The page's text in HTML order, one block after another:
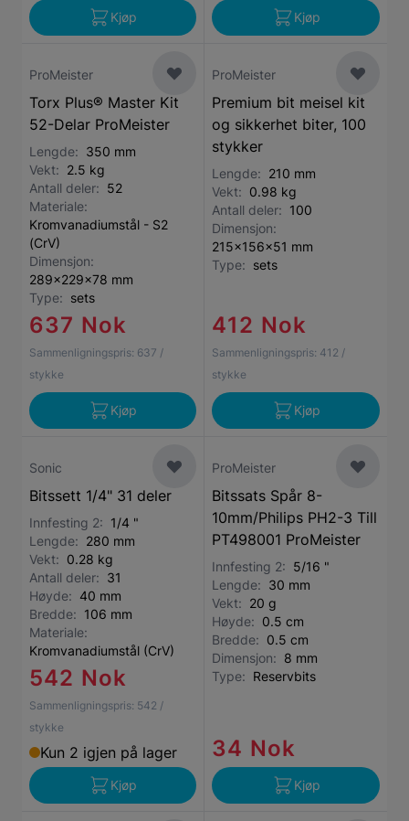
Kjøp Kjøp
ProMeister
Torx Plus® Master Kit
52-Delar ProMeister
Lengde: 350 mm
Vekt: 2.5 kg
Antall deler: 52
Materiale:
Kromvanadiumstål - S2
(CrV)
Dimensjon:
289x229x78 mm
Type: sets
637 Nok
Sammenligningspris: 637 /
stykke
Kjøp
ProMeister
Premium bit meisel kit
og sikkerhet biter, 100
stykker
Lengde: 210 mm
Vekt: 0.98 kg
Antall deler: 100
Dimensjon:
215x156x51 mm
Type: sets
412 Nok
Sammenligningspris: 412 /
stykke
Kjøp
Sonic
Bitssett 1/4" 31 deler
Innfesting 2: 1/4 "
Lengde: 280 mm
Vekt: 0.28 kg
Antall deler: 31
Høyde: 40 mm
Bredde: 106 mm
Materiale:
Kromvanadiumstål (CrV)
542 Nok
Sammenligningspris: 542 /
stykke
Kun 2 igjen på lager
Kjøp
ProMeister
Bitssats Spår 8-
10mm/Philips PH2-3 Till
PT498001 ProMeister
Innfesting 2: 5/16 "
Lengde: 30 mm
Vekt: 20 g
Høyde: 0.5 cm
Bredde: 0.5 cm
Dimensjon: 8 mm
Type: Reservbits
34 Nok
Kjøp